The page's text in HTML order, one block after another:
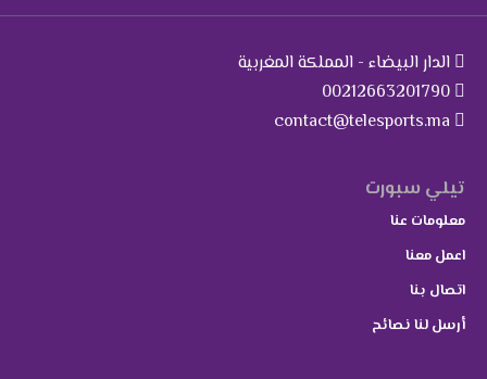
الدار البيضاء - المملكة المغربية
00212663201790
contact@telesports.ma
تيلي سبورت
معلومات عنا
اعمل معنا
اتصال بنا
أرسل لنا نصائح